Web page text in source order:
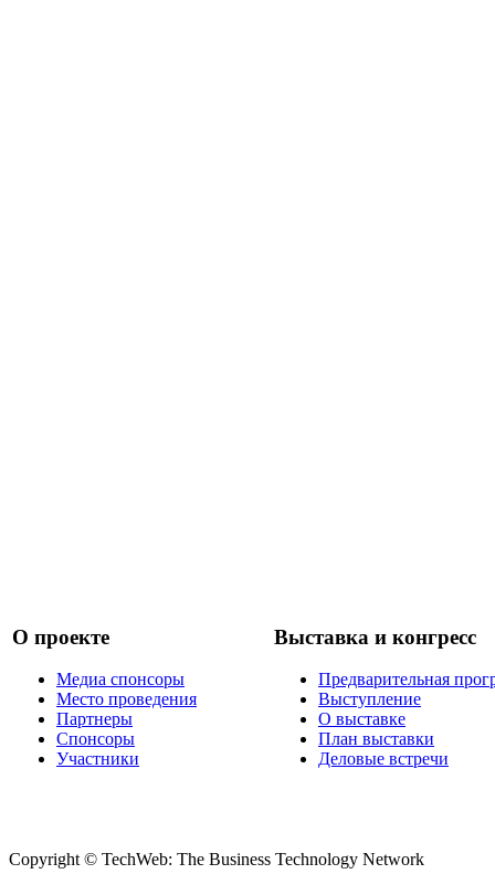
О проекте
Медиа спонсоры
Место проведения
Партнеры
Спонсоры
Участники
Выставка и конгресс
Предварительная
Выступление
О выставке
План выставки
Деловые встречи
Copyright © TechWeb: The Business Technology Network